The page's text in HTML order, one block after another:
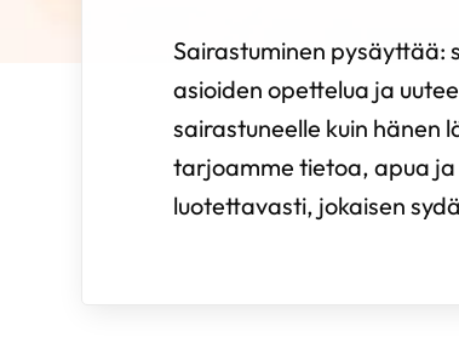
Sairastuminen pysäyttää:
asioiden opettelua ja
sairastuneelle kuin hänen
tarjoamme tietoa, apua
luotettavasti, jokaisen